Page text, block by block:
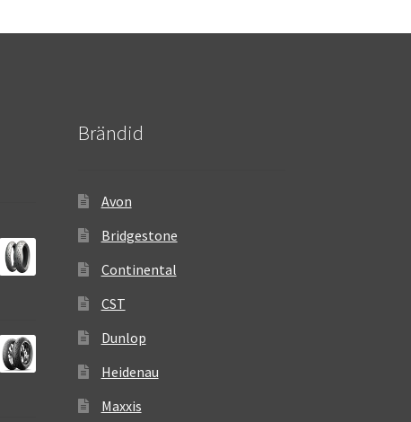
Brändid
Avon
Bridgestone
Continental
CST
Dunlop
Heidenau
Maxxis